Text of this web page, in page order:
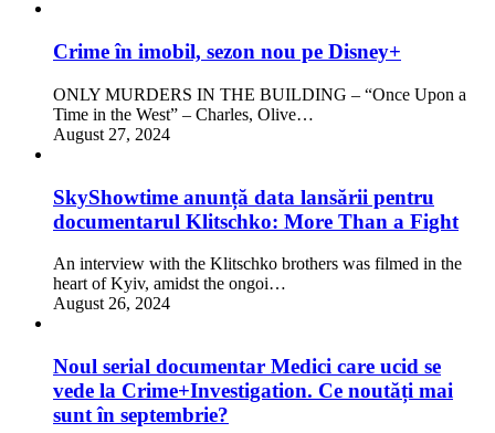
Crime în imobil, sezon nou pe Disney+
ONLY MURDERS IN THE BUILDING – “Once Upon a
Time in the West” – Charles, Olive…
August 27, 2024
SkyShowtime anunță data lansării pentru
documentarul Klitschko: More Than a Fight
An interview with the Klitschko brothers was filmed in the
heart of Kyiv, amidst the ongoi…
August 26, 2024
Noul serial documentar Medici care ucid se
vede la Crime+Investigation. Ce noutăți mai
sunt în septembrie?